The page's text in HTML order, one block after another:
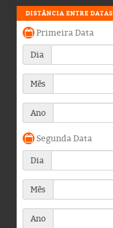
DISTÂNCIA ENTRE DATAS